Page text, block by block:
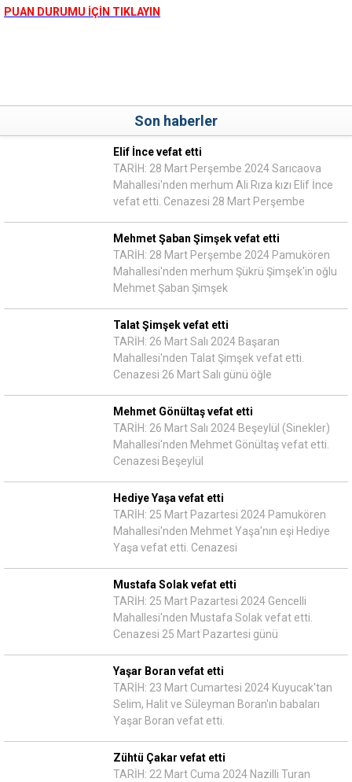
PUAN DURUMU İÇİN TIKLAYIN
Son haberler
Elif İnce vefat etti
TARİH: 28 Mart Perşembe 2024 Sarıcaova
Mahallesi'nden merhum Ali Rıza kızı Elif İnce
vefat etti. Cenazesi 28 Mart Perşembe
Mehmet Şaban Şimşek vefat etti
TARİH: 28 Mart Perşembe 2024 Pamukören
Mahallesi'nden merhum Şükrü Şimşek'in oğlu
Mehmet Şaban Şimşek
Talat Şimşek vefat etti
TARİH: 26 Mart Salı 2024 Başaran
Mahallesi'nden Talat Şimşek vefat etti.
Cenazesi 26 Mart Salı günü öğle
Mehmet Gönültaş vefat etti
TARİH: 26 Mart Salı 2024 Beşeylül (Sinekler)
Mahallesi'nden Mehmet Gönültaş vefat etti.
Cenazesi Beşeylül
Hediye Yaşa vefat etti
TARİH: 25 Mart Pazartesi 2024 Pamukören
Mahallesi'nden Mehmet Yaşa'nın eşi Hediye
Yaşa vefat etti. Cenazesi
Mustafa Solak vefat etti
TARİH: 25 Mart Pazartesi 2024 Gencelli
Mahallesi'nden Mustafa Solak vefat etti.
Cenazesi 25 Mart Pazartesi günü
Yaşar Boran vefat etti
TARİH: 23 Mart Cumartesi 2024 Kuyucak'tan
Selim, Halit ve Süleyman Boran'ın babaları
Yaşar Boran vefat etti.
Zühtü Çakar vefat etti
TARİH: 22 Mart Cuma 2024 Nazilli Turan